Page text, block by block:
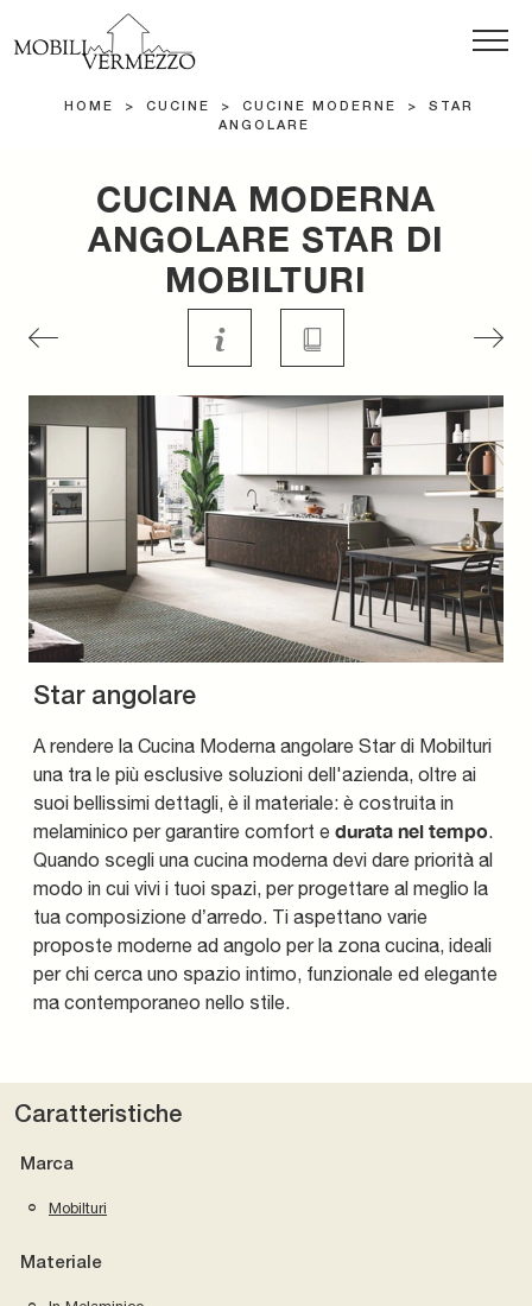
HOME > CUCINE > CUCINE MODERNE >
STAR
ANGOLARE
CUCINA MODERNA
ANGOLARE STAR DI
MOBILTURI
Star angolare
A rendere la Cucina Moderna angolare Star di Mobilturi
una tra le più esclusive soluzioni dell'azienda, oltre ai
suoi bellissimi dettagli, è il materiale: è costruita in
melaminico per garantire comfort e durata nel tempo.
Quando scegli una cucina moderna devi dare priorità al
modo in cui vivi i tuoi spazi, per progettare al meglio la
tua composizione d’arredo. Ti aspettano varie
proposte moderne ad angolo per la zona cucina, ideali
per chi cerca uno spazio intimo, funzionale ed elegante
ma contemporaneo nello stile.
Caratteristiche
Marca
Mobilturi
Materiale